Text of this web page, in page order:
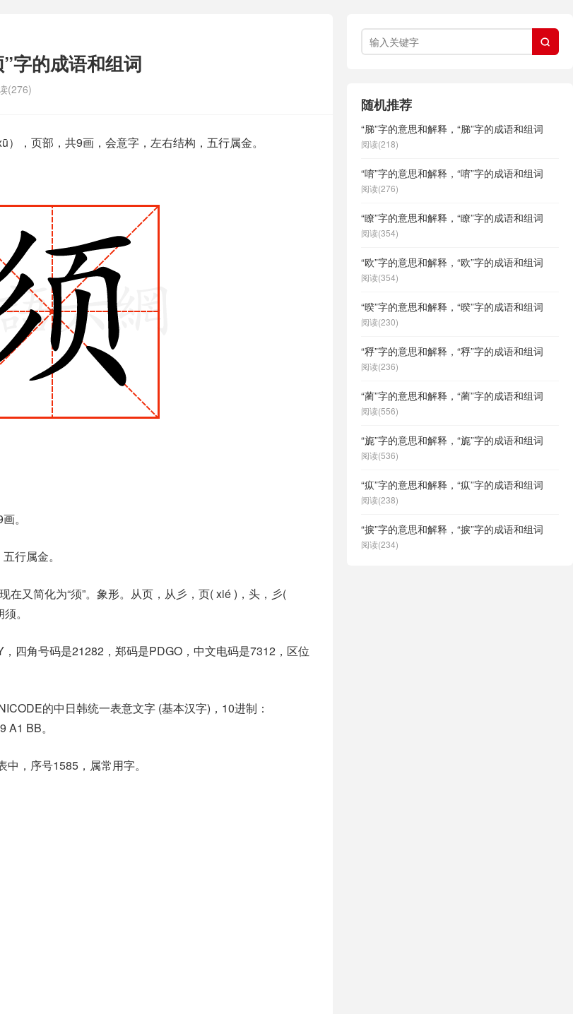
字的成语和组词
(276)
，页部，共9画，会意字，左右结构，五行属金。
。
行属金。
在又简化为“须”。象形。从页，从彡，页( xié )，头，彡(
。
，四角号码是21282，郑码是PDGO，中文电码是7312，区位
的中日韩统一表意文字 (基本汉字)，10进制：
BB。
中，序号1585，属常用字。

随机推荐
“䏲”字的意思和解释，“䏲”字的成语和组词
阅读(218)
“唷”字的意思和解释，“唷”字的成语和组词
阅读(276)
“瞭”字的意思和解释，“瞭”字的成语和组词
阅读(354)
“欧”字的意思和解释，“欧”字的成语和组词
阅读(354)
“暌”字的意思和解释，“暌”字的成语和组词
阅读(230)
“稃”字的意思和解释，“稃”字的成语和组词
阅读(236)
“蔺”字的意思和解释，“蔺”字的成语和组词
阅读(556)
“旎”字的意思和解释，“旎”字的成语和组词
阅读(536)
“疭”字的意思和解释，“疭”字的成语和组词
阅读(238)
“捩”字的意思和解释，“捩”字的成语和组词
阅读(234)